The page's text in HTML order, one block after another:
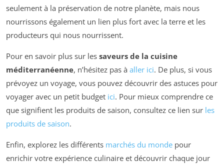
seulement à la préservation de notre planète, mais nous
nourrissons également un lien plus fort avec la terre et les
producteurs qui nous nourrissent.
Pour en savoir plus sur les saveurs de la cuisine
méditerranéenne, n’hésitez pas à aller ici. De plus, si vous
prévoyez un voyage, vous pouvez découvrir des astuces pour
voyager avec un petit budget ici. Pour mieux comprendre ce
que signifient les produits de saison, consultez ce lien sur les
produits de saison.
Enfin, explorez les différents marchés du monde pour
enrichir votre expérience culinaire et découvrir chaque jour